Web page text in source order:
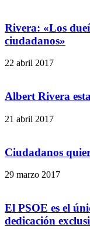
Rivera: «Los
ciudadanos»
22 abril 2017
Albert Rivera
21 abril 2017
Ciudadanos
29 marzo 2017
El PSOE es el
dedicación